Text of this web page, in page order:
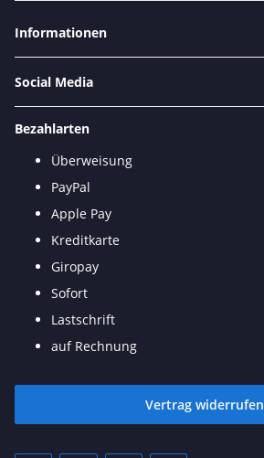
Informationen
Social Media
Bezahlarten
Überweisung
PayPal
Apple Pay
Kreditkarte
Giropay
Sofort
Lastschrift
auf Rechnung
Vertrag widerrufen